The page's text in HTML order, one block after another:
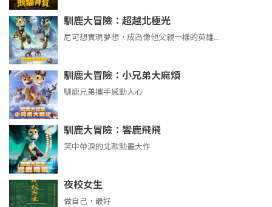
馴鹿大冒險：超越北極光
尼可想實現夢想，成為像他父親一樣的英雄…
馴鹿大冒險：小兄弟大麻煩
馴鹿兄弟攜手感動人心
馴鹿大冒險：響鹿飛飛
笑中帶淚的北歐動畫大作
夜校女生
做自己，最好